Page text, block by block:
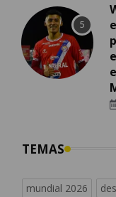
TEMAS
mundial 2026